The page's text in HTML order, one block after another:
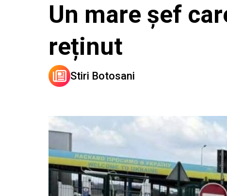
Un mare șef
reținut
Stiri Botosani